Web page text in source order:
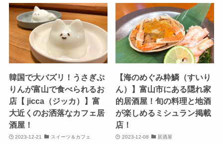
韓国で大バズリ！うさぎぷ
りんが富山で食べられるお
店【 jicca（ジッカ）】富
大近くのお洒落なカフェ居
酒屋！
2023-12-21 スイーツ＆カフェ
【海のめぐみ粋鱗（すいり
ん）】富山市にある隠れ家
的居酒屋！旬の料理と地酒
が楽しめるミシュラン掲載
店！
2023-12-08 居酒屋